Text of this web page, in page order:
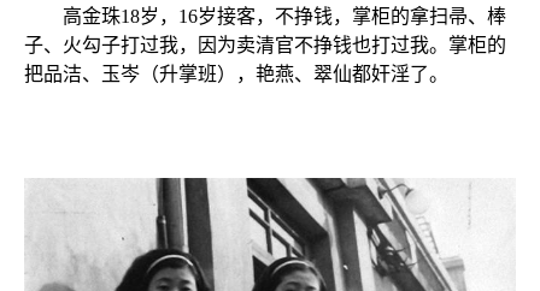
高金珠18岁，16岁接客，不挣钱，掌柜的拿扫帚、棒
子、火勾子打过我，因为卖清官不挣钱也打过我。掌柜的
把品洁、玉岑（升掌班），艳燕、翠仙都奸淫了。